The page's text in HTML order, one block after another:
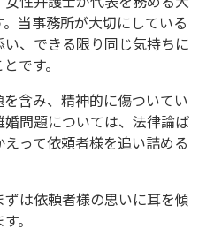
当事務所が大切にしている
、できる限り同じ気持ちに
です。
含み、精神的に傷ついてい
問題については、法律論ば
って依頼者様を追い詰める
は依頼者様の思いに耳を傾
。